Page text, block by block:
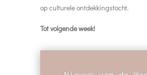
op culturele ontdekkingstocht.
Tot volgende week!